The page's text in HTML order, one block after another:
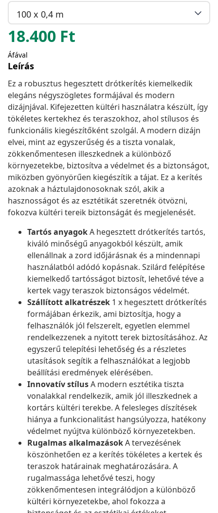
100 x 0,4 m
18.400 Ft
Áfával
Leírás
Ez a robusztus hegesztett drótkerítés kiemelkedik
elegáns négyszögletes formájával és modern
dizájnjával. Kifejezetten kültéri használatra készült, így
tökéletes kertekhez és teraszokhoz, ahol stílusos és
funkcionális kiegészítőként szolgál. A modern dizájn
elvei, mint az egyszerűség és a tiszta vonalak,
zökkenőmentesen illeszkednek a különböző
környezetekbe, biztosítva a védelmet és a biztonságot,
miközben gyönyörűen kiegészítik a tájat. Ez a kerítés
azoknak a háztulajdonosoknak szól, akik a
hasznosságot és az esztétikát szeretnék ötvözni,
fokozva kültéri tereik biztonságát és megjelenését.
Tartós anyagokA hegesztett drótkerítés tartós,
kiváló minőségű anyagokból készült, amik
ellenállnak a zord időjárásnak és a mindennapi
használatból adódó kopásnak. Szilárd felépítése
kiemelkedő tartósságot biztosít, lehetővé téve a
kertek vagy teraszok biztonságos védelmét.
Szállított alkatrészek 1 x hegesztett drótkerítés
formájában érkezik, ami biztosítja, hogy a
felhasználók jól felszerelt, egyetlen elemmel
rendelkezzenek a nyitott terek biztosításához. Az
egyszerű telepítési lehetőség és a részletes
utasítások segítik a felhasználókat a legjobb
beállítási eredmények elérésében.
Innovatív stílusA modern esztétika tiszta
vonalakkal rendelkezik, amik jól illeszkednek a
kortárs kültéri terekbe. A felesleges díszítések
hiánya a funkcionalitást hangsúlyozza, hatékony
védelmet nyújtva különböző környezetekben.
Rugalmas alkalmazásokA tervezésének
köszönhetően ez a kerítés tökéletes a kertek és
teraszok határainak meghatározására. A
rugalmassága lehetővé teszi, hogy
zökkenőmentesen integrálódjon a különböző
kültéri környezetekbe, ahol fokozza a